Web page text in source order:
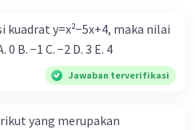
y=x²−5x+4, maka nilai
B. −1 C. −2 D. 3 E. 4
Jawaban terverifikasi
yang merupakan